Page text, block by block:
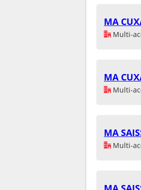
MA
Multi-
MA
Multi-
MA
Multi-